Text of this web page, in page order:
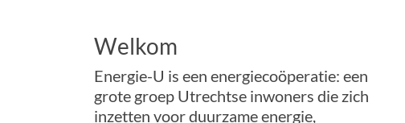
Welkom
Energie-U is een energiecoöperatie: een
grote groep Utrechtse inwoners die zich
inzetten voor duurzame energie,